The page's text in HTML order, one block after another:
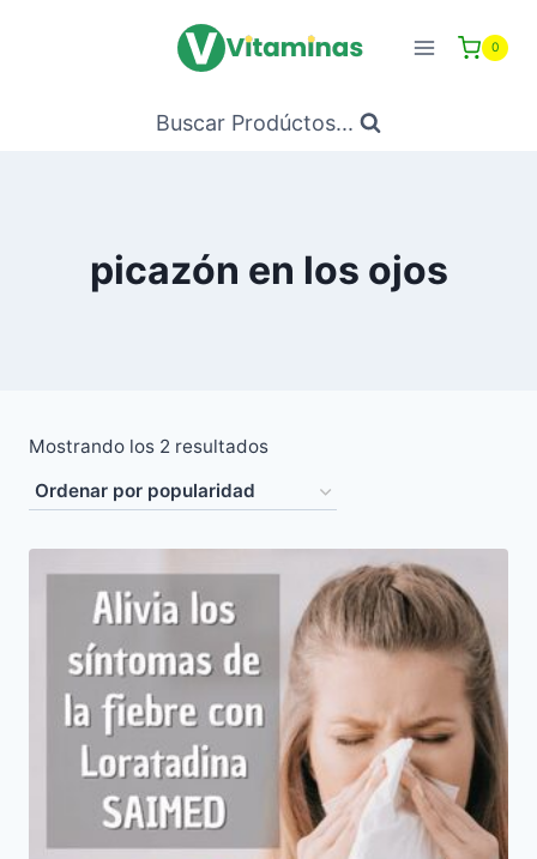
0
Buscar Prodúctos...
picazón en los ojos
Mostrando los 2 resultadosOrdenado
popularidad